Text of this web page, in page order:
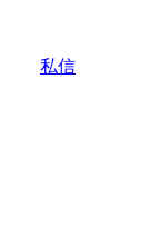
私信